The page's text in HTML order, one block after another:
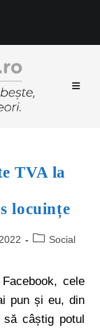
TVA la
locuințe
Social
cele
pun și eu, din
câștig potul